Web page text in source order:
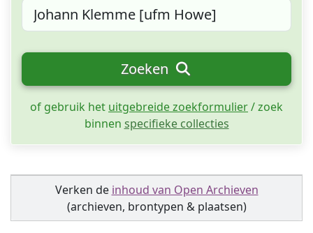
Zoeken
of gebruik het uitgebreide zoekformulier/ zoek
binnen specifieke collecties
Verken de inhoud van Open Archieven
(archieven, brontypen & plaatsen)